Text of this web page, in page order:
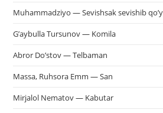
Muhammadziyo — Sevishsak sevishib
G’aybulla Tursunov — Komila
Abror Do’stov — Telbaman
Massa, Ruhsora Emm — San
Mirjalol Nematov — Kabutar